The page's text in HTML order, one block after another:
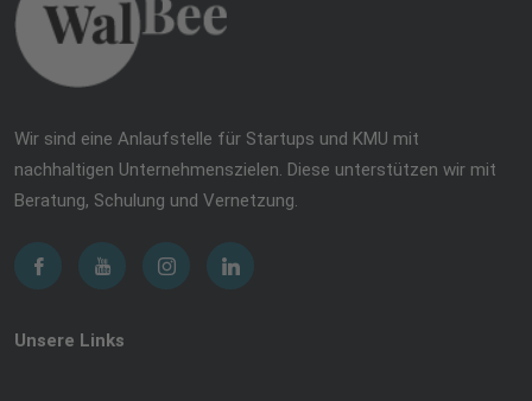
Wir sind eine Anlaufstelle für Startups und KMU mit
nachhaltigen Unternehmenszielen. Diese unterstützen wir mit
Beratung, Schulung und Vernetzung.
Unsere Links